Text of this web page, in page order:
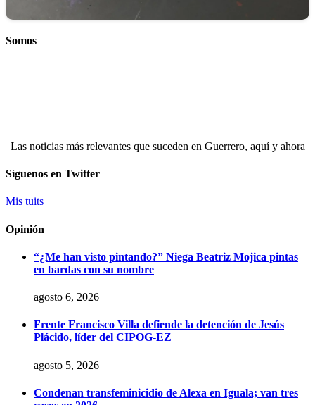
Somos
Las noticias más relevantes que suceden en Guerrero, aquí y ahora
Síguenos en Twitter
Mis tuits
Opinión
“¿Me han visto pintando?” Niega Beatriz Mojica pintas
en bardas con su nombre
agosto 6, 2026
Frente Francisco Villa defiende la detención de Jesús
Plácido, líder del CIPOG-EZ
agosto 5, 2026
Condenan transfeminicidio de Alexa en Iguala; van tres